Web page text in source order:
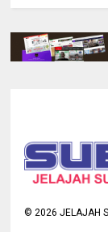
©2026 JELAJAH